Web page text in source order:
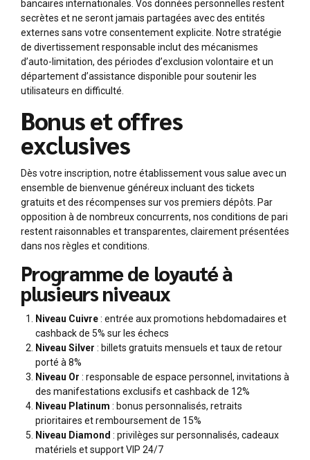
bancaires internationales. Vos données personnelles restent
secrètes et ne seront jamais partagées avec des entités
externes sans votre consentement explicite. Notre stratégie
de divertissement responsable inclut des mécanismes
d’auto-limitation, des périodes d’exclusion volontaire et un
département d’assistance disponible pour soutenir les
utilisateurs en difficulté.
Bonus et offres
exclusives
Dès votre inscription, notre établissement vous salue avec un
ensemble de bienvenue généreux incluant des tickets
gratuits et des récompenses sur vos premiers dépôts. Par
opposition à de nombreux concurrents, nos conditions de pari
restent raisonnables et transparentes, clairement présentées
dans nos règles et conditions.
Programme de loyauté à
plusieurs niveaux
Niveau Cuivre: entrée aux promotions hebdomadaires et
cashback de 5% sur les échecs
Niveau Silver : billets gratuits mensuels et taux de retour
porté à 8%
Niveau Or : responsable de espace personnel, invitations à
des manifestations exclusifs et cashback de 12%
Niveau Platinum : bonus personnalisés, retraits
prioritaires et remboursement de 15%
Niveau Diamond : privilèges sur personnalisés, cadeaux
matériels et support VIP 24/7